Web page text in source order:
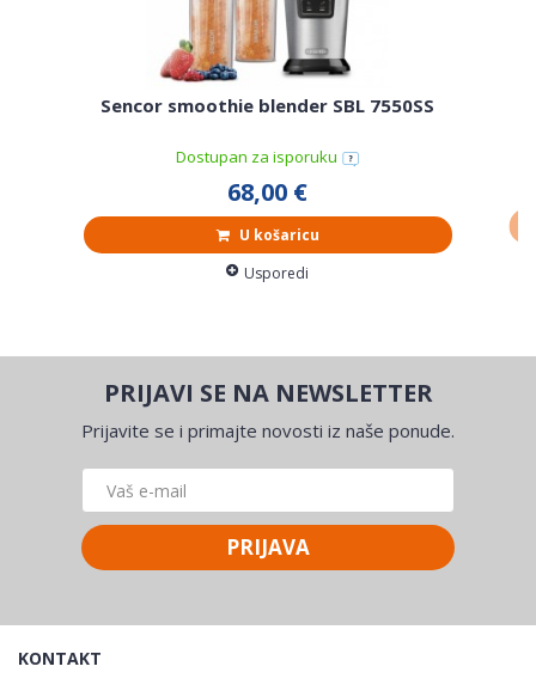
Sencor smoothie blender SBL 7550SS
Dostupan za isporuku
68,00 €
U košaricu
Usporedi
PRIJAVI SE NA NEWSLETTER
Prijavite se i primajte novosti iz naše ponude.
PRIJAVA
KONTAKT